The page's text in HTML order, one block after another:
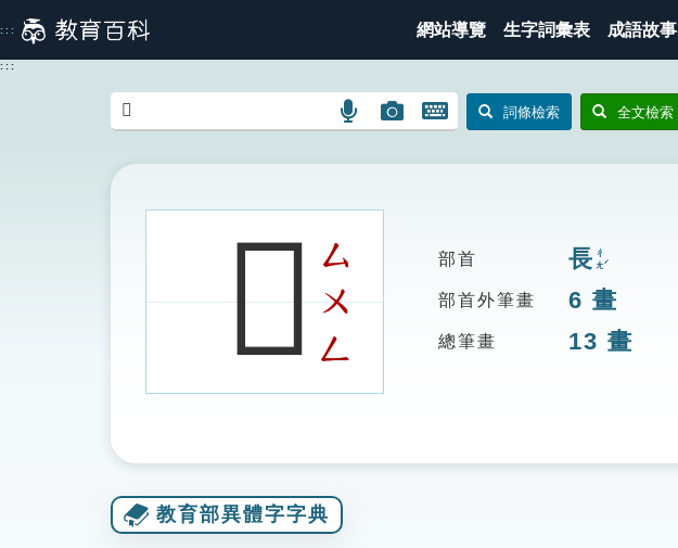
到
主
::: 網站導覽 生字詞彙表 成語故事
:::
語
搜
圖
圖
搜
開
鍵
詞條檢索 全文檢索
𨱿ㄙ
ㄨ
ㄥ
部首 長ㄔㄤˊ
部首外筆畫 6 畫
總筆畫 13 畫
教育部異體字字典